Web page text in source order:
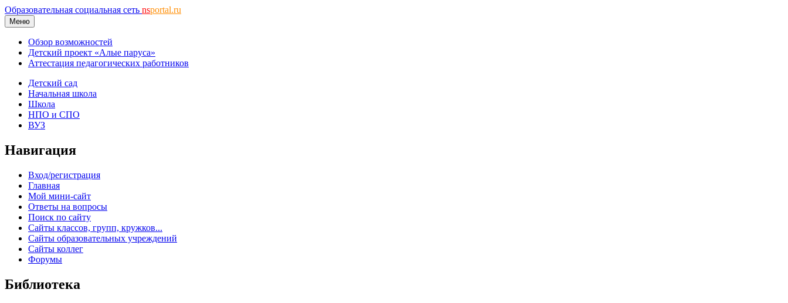
Образовательная социальная сеть nsportal.ru
Меню
Обзор возможностей
Детский проект «Алые паруса»
Аттестация педагогических работников
Детский сад
Начальная школа
Школа
НПО и СПО
ВУЗ
Навигация
Вход/регистрация
Главная
Мой мини-сайт
Ответы на вопросы
Поиск по сайту
Сайты классов, групп, кружков...
Сайты образовательных учреждений
Сайты коллег
Форумы
Библиотека